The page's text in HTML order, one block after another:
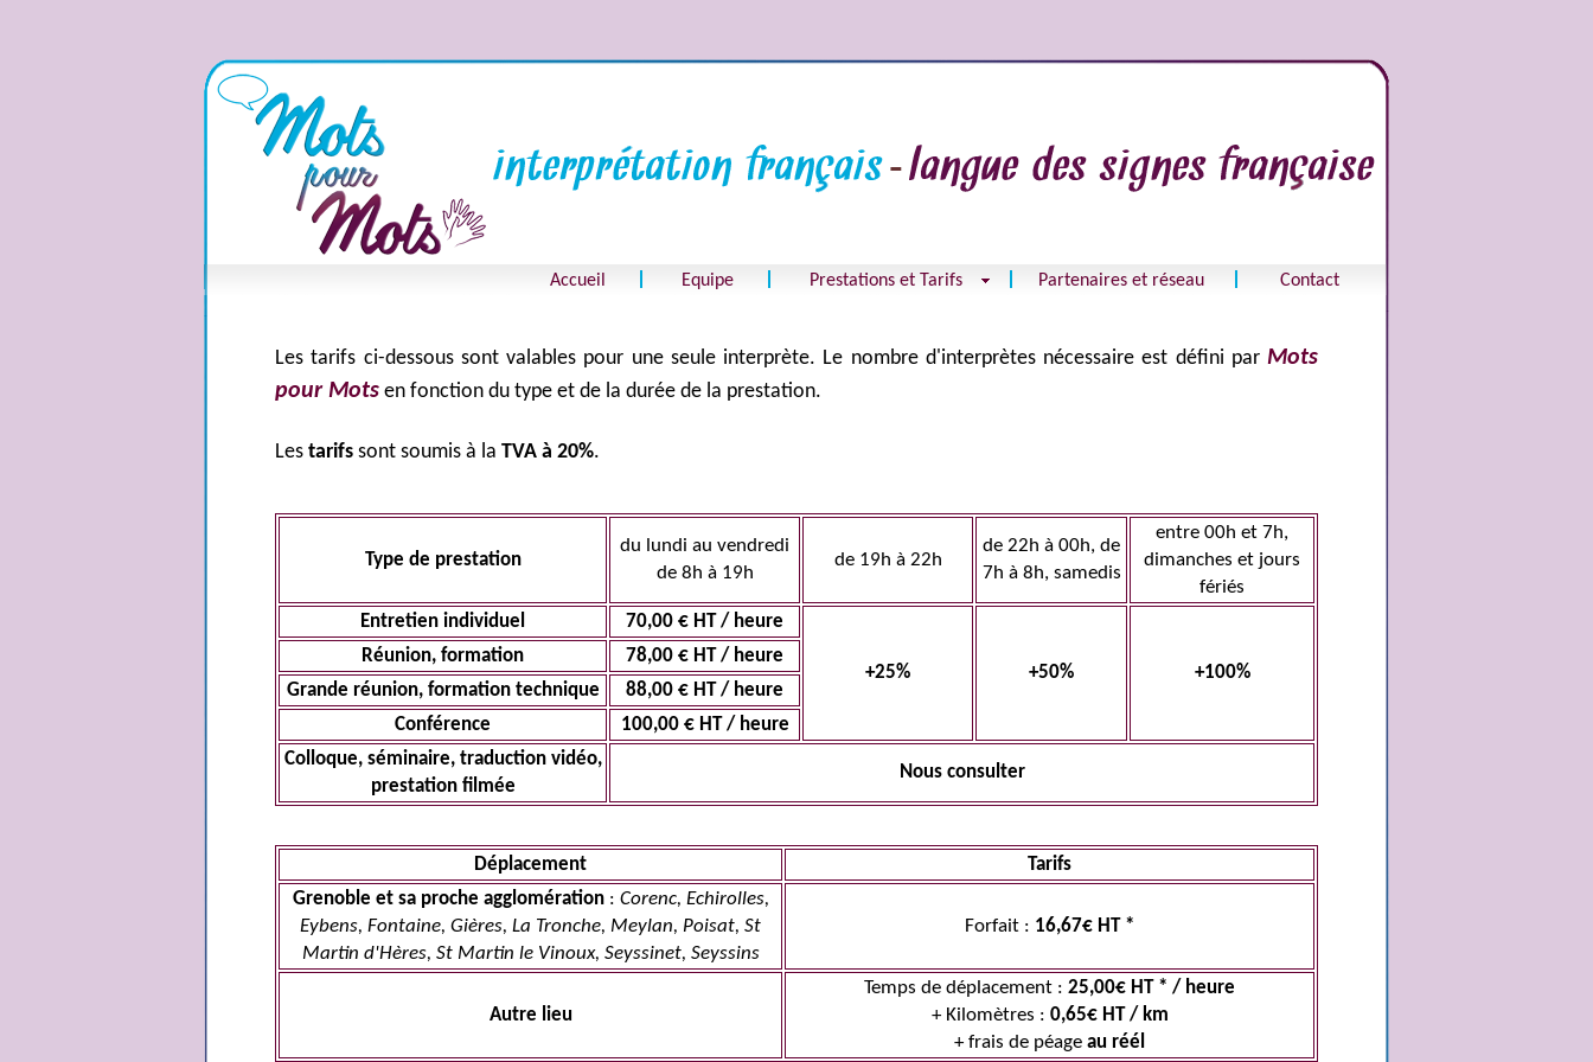
Accueil Equipe Prestations et Tarifs Partenaires et réseau Contact
Lestarifs ci-dessous sont valables pour une seule interprète. Le nombre d'interprètes nécessaire est défini par Mots
pour Mots en fonction du type et de la durée de la prestation.
Les tarifs sont soumis à la TVA à 20%.
Type de prestation
du lundi au vendredi
de 8h à 19h
de 19h à 22h
de 22h à 00h, de
7h à 8h, samedis
entre 00h et 7h,
dimanches et jours
fériés
Entretien individuel
70,00 € HT / heure
+25% +50% +100%
Réunion, formation
78,00 € HT / heure
Grande réunion, formation technique
88,00 € HT / heure
Conférence
100,00 € HT / heure
Colloque, séminaire, traduction vidéo,
prestation filmée
Nous consulter
Déplacement
Tarifs
Grenoble et sa proche agglomération: Corenc, Echirolles,
Eybens, Fontaine, Gières, La Tronche, Meylan, Poisat, St
Martin d'Hères, St Martin le Vinoux, Seyssinet, Seyssins
Forfait : 16,67€ HT *
Autre lieu
Temps de déplacement : 25,00€ HT * / heure
+ Kilomètres : 0,65€ HT / km
+ frais de péage au réél